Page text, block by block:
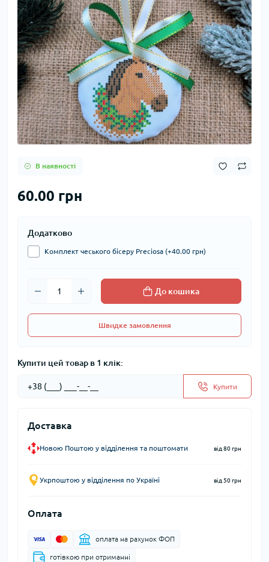
В наявності
60.00 грн
Додатково
Комплект чеського бісеру Preciosa (+40.00 грн)
До кошика
Швидке замовлення
Купити цей товар в 1 клік:
Купити
Доставка
Новою Поштою у відділення та поштомати від 80 грн
Укрпоштою у відділення по Україні від 50 грн
Оплата
оплата на рахунок ФОП
готівкою при отриманні